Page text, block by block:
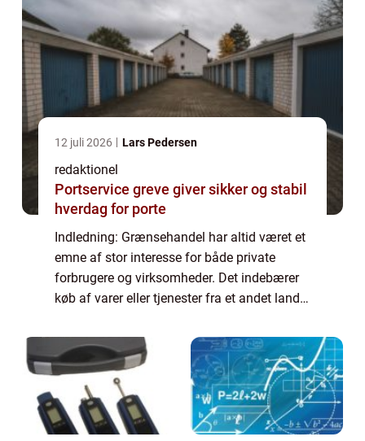
12 juli 2026 Lars Pedersen
redaktionel
Portservice greve giver sikker og stabil
hverdag for porte
Indledning: Grænsehandel har altid været et
emne af stor interesse for både private
forbrugere og virksomheder. Det indebærer
køb af varer eller tjenester fra et andet land,
hjemlandet. Denne artikel vil gi...